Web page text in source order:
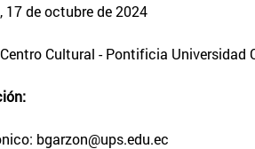
17 de octubre de 2024
Cultural - Pontificia Universidad
bgarzon@ups.edu.ec